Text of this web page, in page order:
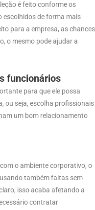
é feito conforme os
escolhidos de forma mais
para a empresa, as chances
o mesmo pode ajudar a
funcionários
para que ele possa
ou seja, escolha profissionais
um bom relacionamento
o ambiente corporativo, o
também faltas sem
isso acaba afetando a
contratar